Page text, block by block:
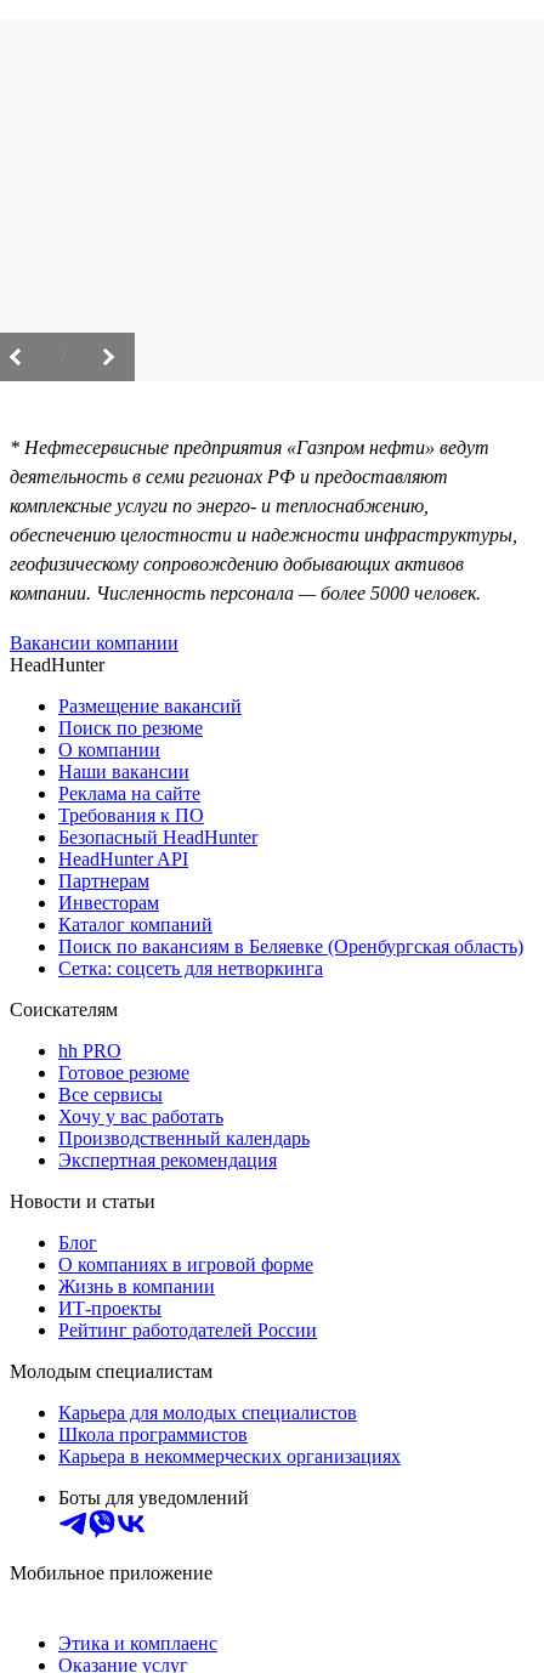
* Нефтесервисные предприятия «Газпром нефти» ведут
деятельность в семи регионах РФ и предоставляют
комплексные услуги по энерго- и теплоснабжению,
обеспечению целостности и надежности инфраструктуры,
геофизическому сопровождению добывающих активов
компании. Численность персонала — более 5000 человек.
Вакансии компании
HeadHunter
Размещение вакансий
Поиск по резюме
О компании
Наши вакансии
Реклама на сайте
Требования к ПО
Безопасный HeadHunter
HeadHunter API
Партнерам
Инвесторам
Каталог компаний
Поиск по вакансиям в Беляевке (Оренбургская область)
Сетка: соцсеть для нетворкинга
Соискателям
hh PRO
Готовое резюме
Все сервисы
Хочу у вас работать
Производственный календарь
Экспертная рекомендация
Новости и статьи
Блог
О компаниях в игровой форме
Жизнь в компании
ИТ-проекты
Рейтинг работодателей России
Молодым специалистам
Карьера для молодых специалистов
Школа программистов
Карьера в некоммерческих организациях
Боты для уведомлений
Мобильное приложение
Этика и комплаенс
Оказание услуг